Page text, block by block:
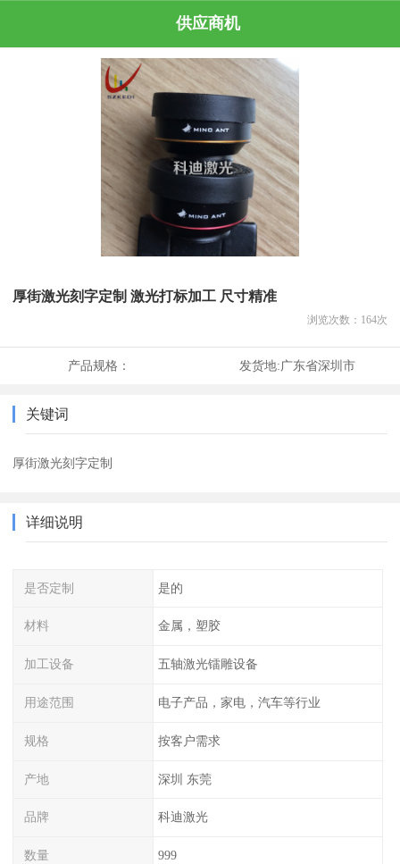
供应商机
厚街激光刻字定制 激光打标加工 尺寸精准
浏览次数： 164次
产品规格： 发货地:广东省深圳市
关键词
厚街激光刻字定制
详细说明
是否定制 是的
材料 金属，塑胶
加工设备 五轴激光镭雕设备
用途范围 电子产品，家电，汽车等行业
规格 按客户需求
产地 深圳 东莞
品牌 科迪激光
数量 999